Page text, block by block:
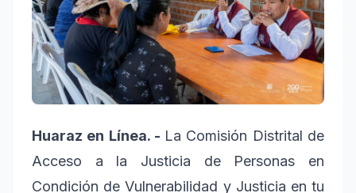
Huaraz en Línea. - La Comisión Distrital de
Acceso a la Justicia de Personas en
Condición de Vulnerabilidad y Justicia en tu